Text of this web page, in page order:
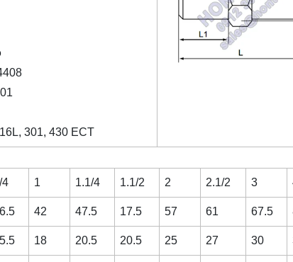
301, 430 ECT
4 1 1.1/4 1.1/2 2 2.1/2 3
42 47.5 17.5 57 61 67.5
18 20.5 20.5 25 27 30